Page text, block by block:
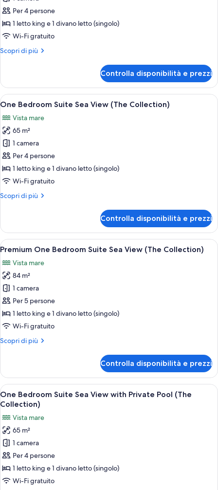
Junior
Suite
Sea
with
(The
Collection)
Per 4 persone
1 letto king e 1 divano letto (singolo)
Wi-Fi gratuito
Scopri di più
Altri
Suite
Sea
View
Private
Pool
(The
Collection)
Controlla disponibilità e prezzi
Apri
tutte
le
foto
per
One
Bedroom
Suite
View
Una camera d'albergo moderna con
22
One Bedroom Suite Sea View (The Collection)
Vista mare
65 m²
1 camera
Per 4 persone
1 letto king e 1 divano letto (singolo)
Wi-Fi gratuito
Scopri di più
Altri
Bedroom
Suite
Sea
(The
Collection)
Controlla disponibilità e prezzi
Apri
tutte
le
foto
per
Premium
One
Bedroom
Sea
Collection)
Un soggiorno moderno con un
19
Premium One Bedroom Suite Sea View (The Collection)
Vista mare
84 m²
1 camera
Per 5 persone
1 letto king e 1 divano letto (singolo)
Wi-Fi gratuito
Scopri di più
Altri
One
Bedroom
Suite
Sea
(The
Collection)
Controlla disponibilità e prezzi
Apri
tutte
foto
per
One
Bedroom
Suite
Sea
Vista aerea di una moderna area
26
One Bedroom Suite Sea View with Private Pool (The
Collection)
Vista mare
65 m²
1 camera
Per 4 persone
1 letto king e 1 divano letto (singolo)
Wi-Fi gratuito